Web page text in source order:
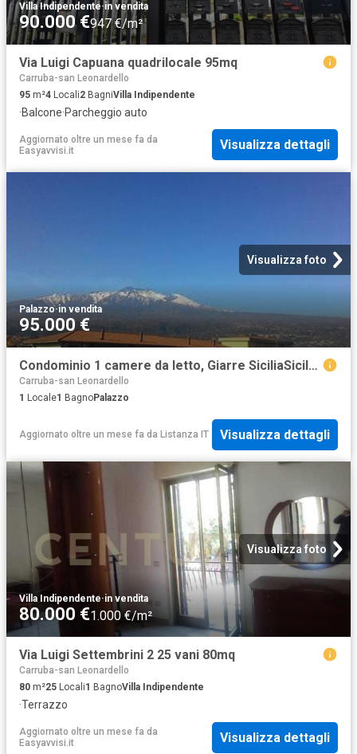
Villa Indipendente·in vendita
90.000 €947 €/m²
Via Luigi Capuana quadrilocale 95mq
Carruba-san Leonardello
95 m²4 Locali2 BagniVilla Indipendente
·Balcone·Parcheggio auto
Aggiornato oltre un mese fa da
Easyavvisi.it
Visualizza dettagli
Visualizza foto
Palazzo·in vendita
95.000 €
Condominio 1 camere da letto, Giarre SiciliaSicily DS103700585
Carruba-san Leonardello
1 Locale1 BagnoPalazzo
Aggiornato oltre un mese fa da Listanza IT Visualizza dettagli
Visualizza foto
Villa Indipendente·in vendita
80.000 €1.000 €/m²
Via Luigi Settembrini 2 25 vani 80mq
Carruba-san Leonardello
80 m²25 Locali1 BagnoVilla Indipendente
·Terrazzo
Aggiornato oltre un mese fa da
Easyavvisi.it
Visualizza dettagli